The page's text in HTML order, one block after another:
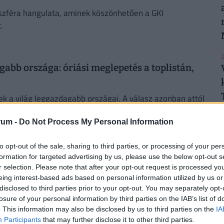
- Do Not Process My Personal Information
opt-out of the sale, sharing to third parties, or processing of your
for targeted advertising by us, please use the below opt-out
selection. Please note that after your opt-out request is processed
interest-based ads based on personal information utilized by us
to third parties prior to your opt-out. You may separately
of your personal information by third parties on the IAB’s list of
This information may also be disclosed by us to third parties on the
Participants that may further disclose it to other third parties.
hangulata, aminek köszönhetően a GKI
országa: óriási meglepetés a toplistán,
a világ leggazdagabb országai. A válasz azonban attól
keveset kapunk a színházban, B-
ismertségétől vagy szakmai elismertségétől.